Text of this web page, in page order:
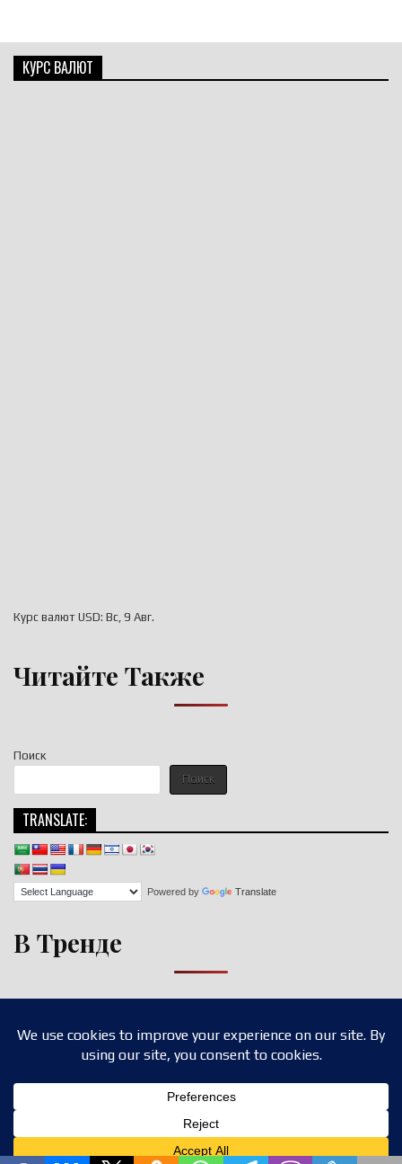
Поиск
Поиск
TRANSLATE:
Powered by Translate
В Тренде
КУРС ВАЛЮТ
Курс валют USD: Вс, 9 Авг.
Читайте Также
Design by ThemesDNA.com